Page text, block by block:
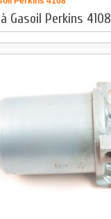
Gasoil Perkins 4108